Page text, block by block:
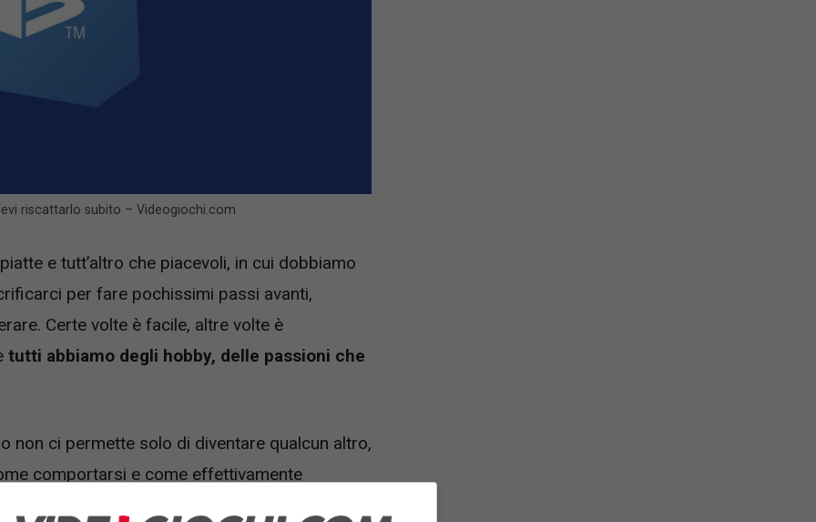
riscattarlo subito – Videogiochi.com
e tutt’altro che piacevoli, in cui dobbiamo
per fare pochissimi passi avanti,
Certe volte è facile, altre volte è
tutti abbiamo degli hobby, delle passioni che
non ci permette solo di diventare qualcun altro,
comportarsi e come effettivamente
contributo. E anche i videogiochi hanno